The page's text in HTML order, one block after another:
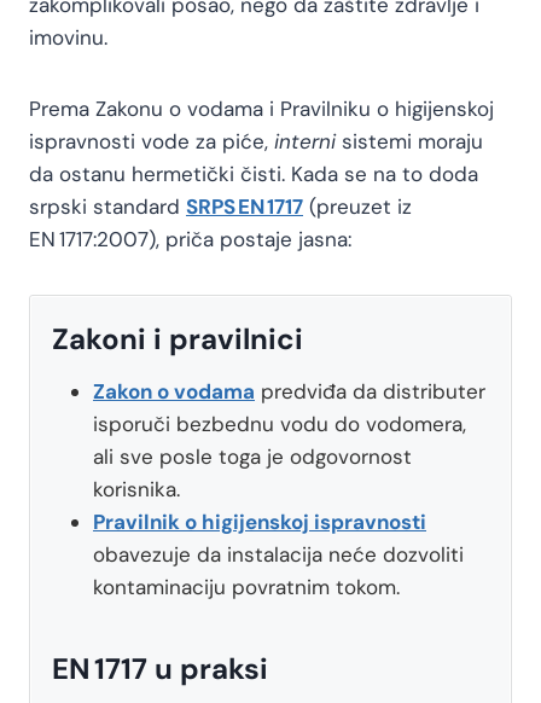
imovinu.
Prema Zakonu o vodama i Pravilniku o higijenskoj
ispravnosti vode za piće, internisistemi moraju
da ostanu hermetički čisti. Kada se na to doda
srpski standard SRPS EN 1717 (preuzet iz
EN 1717:2007), priča postaje jasna:
Zakoni i pravilnici
Zakon o vodama predviđa da distributer
isporuči bezbednu vodu do vodomera,
ali sve posle toga je odgovornost
korisnika.
Pravilnik o higijenskoj ispravnosti
obavezuje da instalacija neće dozvoliti
kontaminaciju povratnim tokom.
EN 1717 u praksi